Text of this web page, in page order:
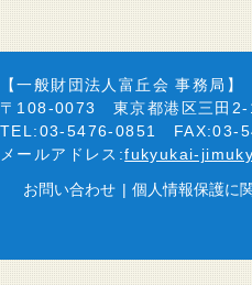
【一般財団法人富丘会 事務局】
〒108-0073 東京都港区三田2-
TEL:03-5476-0851 FAX:03-
メールアドレス:fukyukai-
お問い合わせ | 個人情報保護に